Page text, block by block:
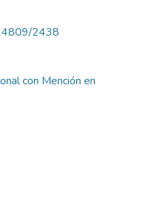
2438
con Mención en